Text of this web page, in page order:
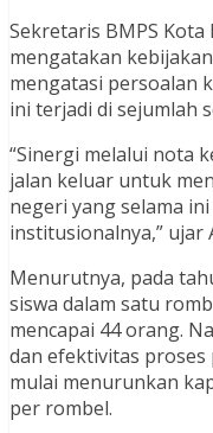
Sekretaris BMPS Kota
mengatakan
mengatasi persoalan
ini terjadi di sejumlah
“Sinergi melalui nota
jalan keluar untuk
negeri yang selama
institusionalnya,” ujar
Menurutnya, pada
siswa dalam satu
mencapai 44 orang.
dan efektivitas proses
mulai menurunkan
per rombel.